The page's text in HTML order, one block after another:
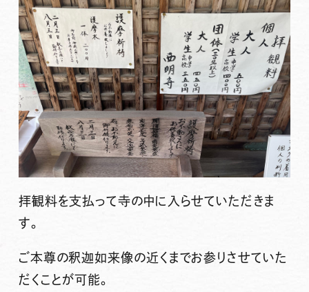
拝観料を支払って寺の中に入らせていただきま
す。
ご本尊の釈迦如来像の近くまでお参りさせていた
だくことが可能。